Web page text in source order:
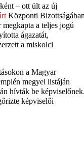
– ott ült az új
Központi
a teljes jogú
ágazatát,
a miskolci
a Magyar
megyei listáján
hívták be
képviselői